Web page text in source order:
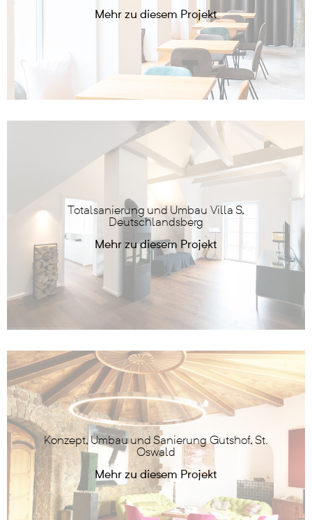
Totalsanierung und Umbau Villa S,
Deutschlandsberg
Konzept, Umbau und Sanierung Gutshof, St.
Oswald